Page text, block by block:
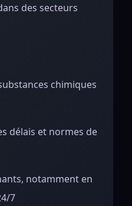
des secteurs
chimiques
délais et normes de
notamment en
7